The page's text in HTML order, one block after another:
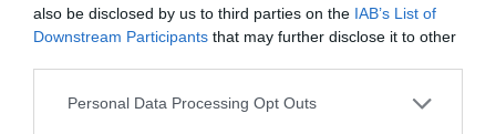
also be disclosed by us to third parties on the IAB’s List of
Downstream Participants that may further disclose it to other
Please note that this website/app uses one or more Google
Personal Data Processing Opt Outs
Címkék: család,gyerekek,Csuti,vélemény, G.w.M,
influenszer